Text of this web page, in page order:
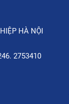
HÀ NỘI
2753410